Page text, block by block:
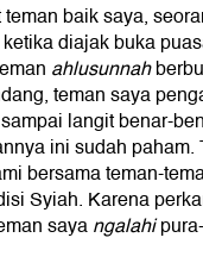
baik saya,
diajak buka
ahlusunnah
teman saya
langit benar-
ini sudah paham.
bersama teman-
Syiah. Karena
sayangalahi